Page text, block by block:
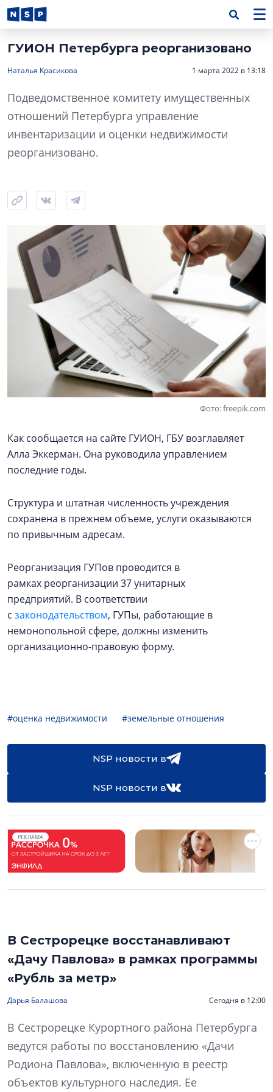
ГУИОН Петербурга реорганизовано
Наталья Красикова 1 марта 2022 в 13:18
Подведомственное комитету имущественных
отношений Петербурга управление
инвентаризации и оценки недвижимости
реорганизовано.
Фото: freepik.com
Как сообщается на сайте ГУИОН, ГБУ возглавляет
Алла Эккерман. Она руководила управлением
последние годы.
Структура и штатная численность учреждения
сохранена в прежнем объеме, услуги оказываются
по привычным адресам.
Реорганизация ГУПов проводится в
рамках реорганизации 37 унитарных
предприятий. В соответствии
с законодательством, ГУПы, работающие в
немонопольной сфере, должны изменить
организационно-правовую форму.
#оценка недвижимости #земельные отношения
NSP новости в
NSP новости в
РЕКЛАМА
В Сестрорецке восстанавливают
«Дачу Павлова» в рамках программы
«Рубль за метр»
Дарья Балашова Сегодня в 12:00
В Сестрорецке Курортного района Петербурга
ведутся работы по восстановлению «Дачи
Родиона Павлова», включенную в реестр
объектов культурного наследия. Ее